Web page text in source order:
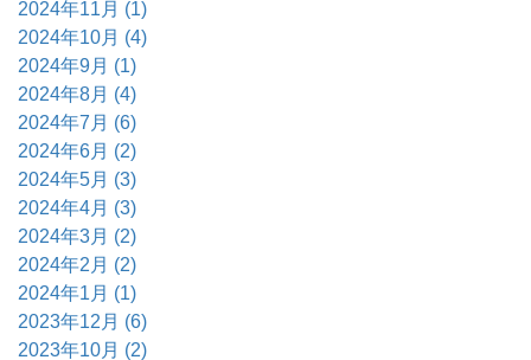
2024年11月 (1)
2024年10月 (4)
2024年9月 (1)
2024年8月 (4)
2024年7月 (6)
2024年6月 (2)
2024年5月 (3)
2024年4月 (3)
2024年3月 (2)
2024年2月 (2)
2024年1月 (1)
2023年12月 (6)
2023年10月 (2)